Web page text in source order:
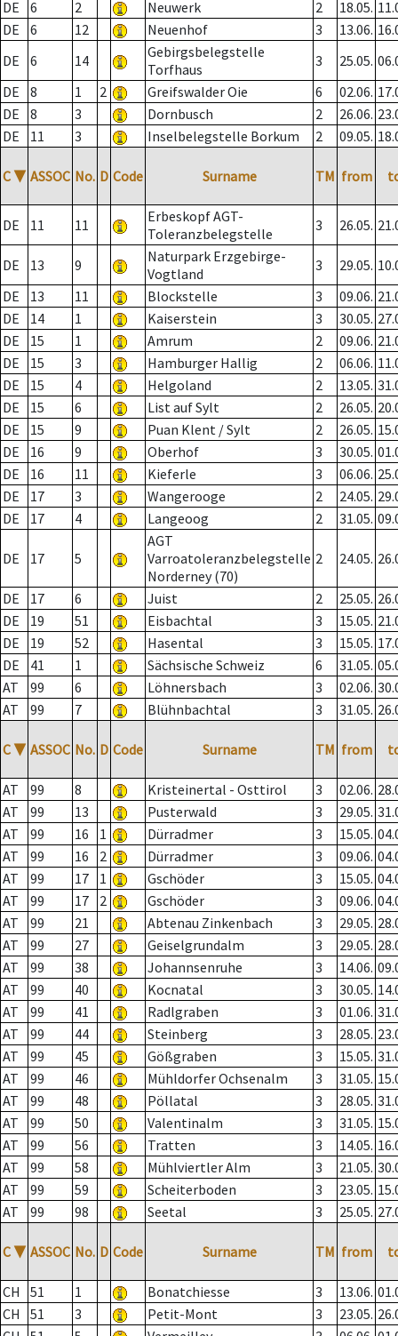
DE
6 2 Neuwerk 2 18.05.
DE
6 12 Neuenhof 3 13.06.
DE
6 14
Gebirgsbelegstelle
Torfhaus
3 25.05.
DE
8 1 2 Greifswalder Oie 6 02.06.
DE
8 3 Dornbusch 2 26.06.
DE
11 3 Inselbelegstelle Borkum 2 09.05.
C ▼ ASSOC No. D Code Surname TM from
DE 11 11
Erbeskopf AGT-
Toleranzbelegstelle
3 26.05.
DE 13 9
Naturpark Erzgebirge-
Vogtland
3 29.05.
DE
13 11 Blockstelle 3 09.06.
DE
14 1 Kaiserstein 3 30.05.
DE
15 1 Amrum 2 09.06.
DE
15 3 Hamburger Hallig 2 06.06.
DE
15 4 Helgoland 2 13.05.
DE
15 6 List auf Sylt 2 26.05.
DE
15 9 Puan Klent / Sylt 2 26.05.
DE
16 9 Oberhof 3 30.05.
DE
16 11 Kieferle 3 06.06.
DE
17 3 Wangerooge 2 24.05.
DE
17 4 Langeoog 2 31.05.
DE 17 5
AGT
Varroatoleranzbelegstelle
Norderney (70)
2 24.05.
DE 17 6 Juist 2 25.05.
DE
19 51 Eisbachtal 3 15.05.
DE
19 52 Hasental 3 15.05.
DE
41 1 Sächsische Schweiz 6 31.05.
AT
99 6 Löhnersbach 3 02.06.
AT
99 7 Blühnbachtal 3 31.05.
C ▼ ASSOC No. D Code Surname TM from
AT 99 8 Kristeinertal - Osttirol 3 02.06.
AT
99 13 Pusterwald 3 29.05.
AT
99 16 1 Dürradmer 3 15.05.
AT
99 16 2 Dürradmer 3 09.06.
AT
99 17 1 Gschöder 3 15.05.
AT
99 17 2 Gschöder 3 09.06.
AT
99 21 Abtenau Zinkenbach 3 29.05.
AT
99 27 Geiselgrundalm 3 29.05.
AT
99 38 Johannsenruhe 3 14.06.
AT
99 40 Kocnatal 3 30.05.
AT
99 41 Radlgraben 3 01.06.
AT
99 44 Steinberg 3 28.05.
AT
99 45 Gößgraben 3 15.05.
AT
99 46 Mühldorfer Ochsenalm 3 31.05.
AT
99 48 Pöllatal 3 28.05.
AT
99 50 Valentinalm 3 31.05.
AT
99 56 Tratten 3 14.05.
AT
99 58 Mühlviertler Alm 3 21.05.
AT
99 59 Scheiterboden 3 23.05.
AT
99 98 Seetal 3 25.05.
C ▼ ASSOC No. D Code Surname TM from
CH 51 1 Bonatchiesse 3 13.06.
CH
51 3 Petit-Mont 3 23.05.